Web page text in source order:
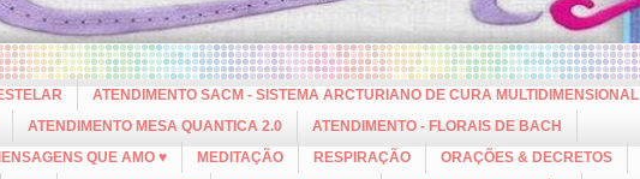
ATENDIMENTO SACM - SISTEMA ARCTURIANO DE CURA MULTIDIMENSIONAL
ATENDIMENTO MESA QUANTICA 2.0
ATENDIMENTO - FLORAIS DE BACH
QUE AMO ♥ MEDITAÇÃO RESPIRAÇÃO ORAÇÕES & DECRETOS